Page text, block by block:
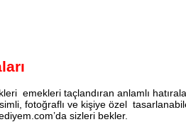
emekleri taçlandıran anlamlı
fotoğraflı ve kişiye özel
sizleri bekler.